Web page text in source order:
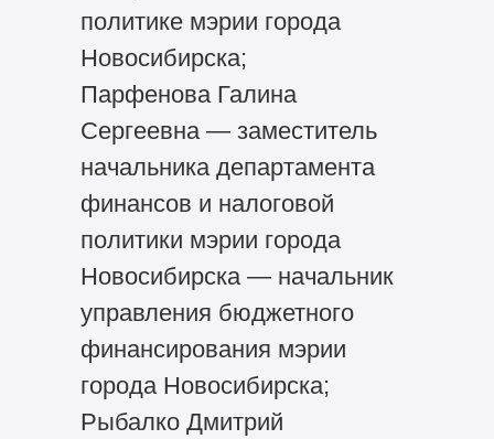
политике мэрии города
Новосибирска;
Парфенова Галина
Сергеевна — заместитель
начальника департамента
финансов и налоговой
политики мэрии города
Новосибирска — начальник
управления бюджетного
финансирования мэрии
города Новосибирска;
Рыбалко Дмитрий